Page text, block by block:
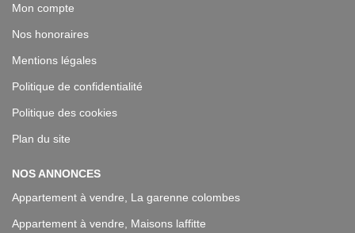
Mon compte
Nos honoraires
Mentions légales
Politique de confidentialité
Politique des cookies
Plan du site
NOS ANNONCES
Appartement à vendre, La garenne colombes
Appartement à vendre, Maisons laffitte